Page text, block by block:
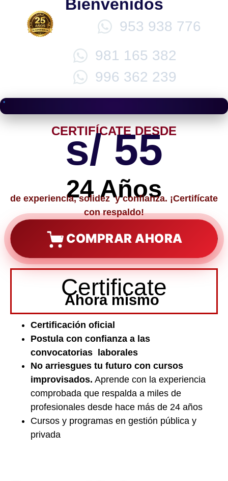
Bienvenidos
953 938 776
981 165 382
996 362 239
CERTIFÍCATE DESDE
s/ 55
24 Años
de experiencia, solidez y confianza. ¡Certifícate
con respaldo!
COMPRAR AHORA
Certificate
Ahora mismo
Certificación oficial
Postula con confianza a las
convocatorias laborales
No arriesgues tu futuro con cursos
improvisados. Aprende con la experiencia
comprobada que respalda a miles de
profesionales desde hace más de 24 años
Cursos y programas en gestión pública y
privada